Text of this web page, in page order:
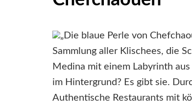
„Die blaue Perle von
Sammlung aller Klischees, die
Medina mit einem Labyrinth
im Hintergrund? Es gibt sie.
Authentische Restaurants mit